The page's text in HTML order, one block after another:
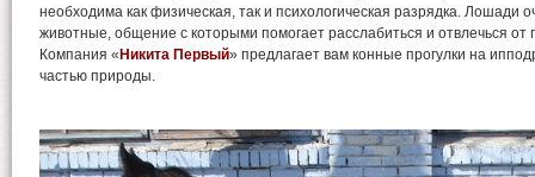
необходима как физическая, так и психологическая разрядка. Лошади
животные, общение с которыми помогает расслабиться и отвлечься от
Компания « Никита Первый» предлагает вам конные прогулки на
частью природы.